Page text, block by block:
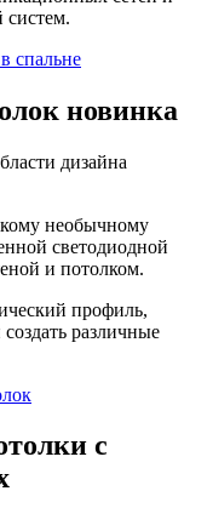
новинка
дизайна
необычному
светодиодной
и потолком.
профиль,
различные
с